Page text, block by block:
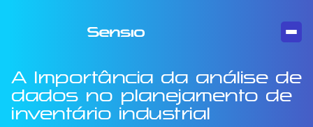
A Importância da análise de
dados no planejamento de
inventário industrial